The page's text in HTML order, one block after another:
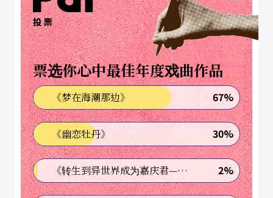
投票
票选你心中最佳年度戏曲作品
《梦在海潮那边》 67%
《幽恋牡丹》 30%
《转生到异世界成为嘉庆君—发现我的祖先是诈骗集团!?》 2%